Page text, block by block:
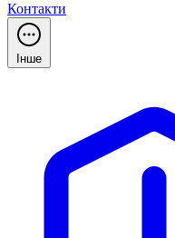
Контакти
Інше